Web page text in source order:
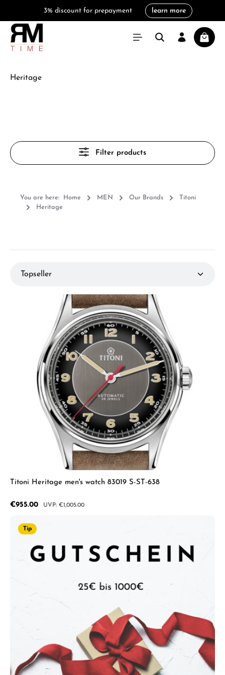
3% discount for prepayment learn more
Heritage
Filter products
You are here: Home MEN Our Brands
Titoni
Heritage
Titoni Heritage men's watch 83019 S-ST-638
Sale price:
€955.00 Regular price:
€1,005.00
Tip